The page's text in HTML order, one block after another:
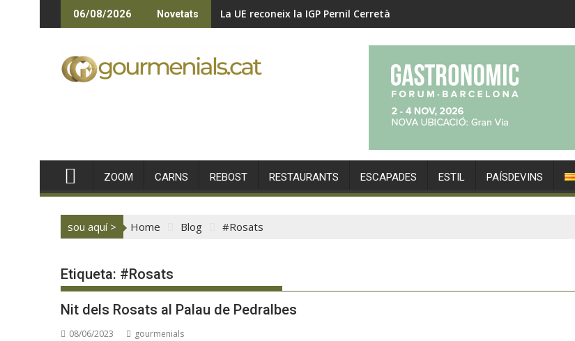
to
06/08/2026 Novetats La UE reconeix la IGP Pernil Cerretà
ZOOM CARNS REBOST RESTAURANTS ESCAPADES ESTIL PAÍSDEVINS
sou aquí > Home Blog #Rosats
Etiqueta: #Rosats
Nit dels Rosats al Palau de Pedralbes
08/06/2023 gourmenials